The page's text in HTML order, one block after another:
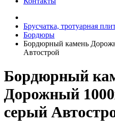
Брусчатка, тротуарная
Бордюры
Бордюрный камень
Автострой
Бордюрный
Дорожный
серый